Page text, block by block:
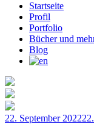
Startseite
Profil
Portfolio
Bücher und
Blog
Veröffentlicht
22. September 2022